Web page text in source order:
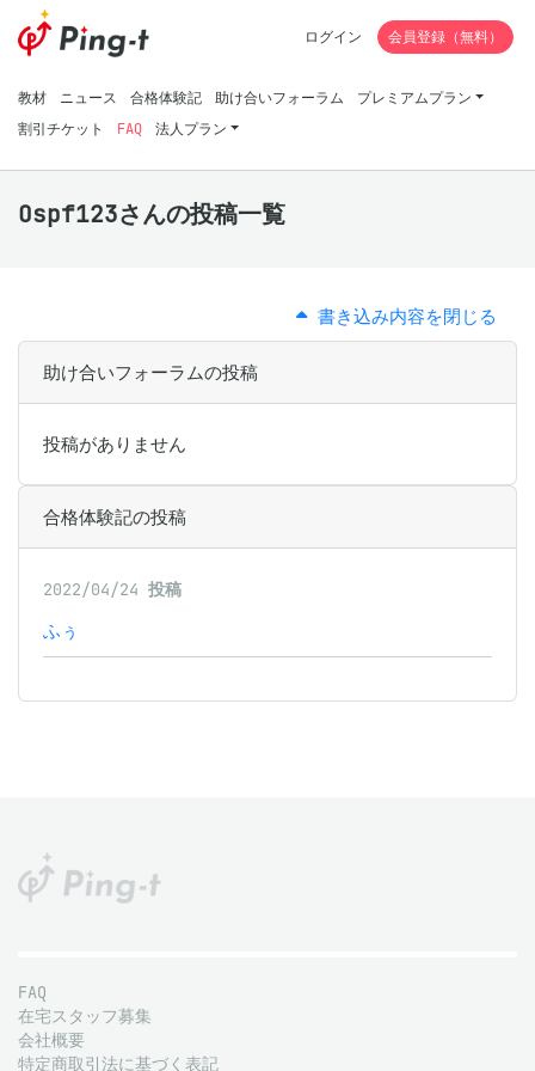
教材 ニュース 合格体験記 助け合いフォーラム
プレミアムプラン
割引チケット
FAQ 法人プラン
ログイン 会員登録（無料）
Ospf123さんの投稿一覧
書き込み内容を閉じる
助け合いフォーラムの投稿
投稿がありません
合格体験記の投稿
2022/04/24 投稿
ふぅ
FAQ
在宅スタッフ募集
会社概要
特定商取引法に基づく表記